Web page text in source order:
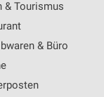
& Tourismus
& Büro